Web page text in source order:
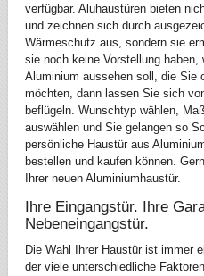
verfügbar. Aluhaustüren bieten
und zeichnen sich durch
Wärmeschutz aus, sondern sie
sie noch keine Vorstellung haben,
Aluminium aussehen soll, die Sie
möchten, dann lassen Sie sich
beflügeln. Wunschtyp wählen,
auswählen und Sie gelangen so
persönliche Haustür aus
bestellen und kaufen können.
Ihrer neuen Aluminiumhaustür.
Ihre Eingangstür. Ihre
Nebeneingangstür.
Die Wahl Ihrer Haustür ist immer
der viele unterschiedliche